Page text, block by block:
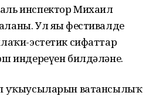
инспектор Михаил
Ул яңы фестивалдең
эстетик сифаттар
индереүен билдәләне.
уҡыусыларын ватансылыҡ